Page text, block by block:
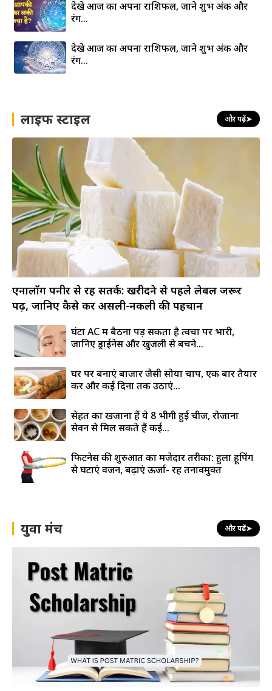
देखे आज का अपना राशिफल, जाने शुभ अंक और
रंग…
देखे आज का अपना राशिफल, जाने शुभ अंक और
रंग…
लाइफ स्टाइल और पढ़ें➤
एनालॉग पनीर से रहें सतर्क: खरीदने से पहले लेबल जरूर
पढ़ें, जानिए कैसे करें असली-नकली की पहचान
घंटों AC में बैठना पड़ सकता है त्वचा पर भारी,
जानिए ड्राईनेस और खुजली से बचने...
घर पर बनाएं बाजार जैसी सोया चाप, एक बार तैयार
करें और कई दिनों तक उठाएं...
सेहत का खजाना हैं ये 8 भीगी हुई चीजें, रोजाना
सेवन से मिल सकते हैं कई...
फिटनेस की शुरुआत का मजेदार तरीका: हुला हूपिंग
से घटाएं वजन, बढ़ाएं ऊर्जा- रहें तनावमुक्त
युवा मंच और पढ़ें➤